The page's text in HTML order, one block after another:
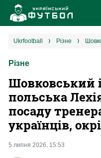
ukrfootball різне
Різне
Шовковський
польська
посаду
українців,
5 липня 2026, 15:53